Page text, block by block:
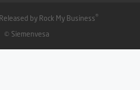
by Rock My Business®
© Siemenvesa